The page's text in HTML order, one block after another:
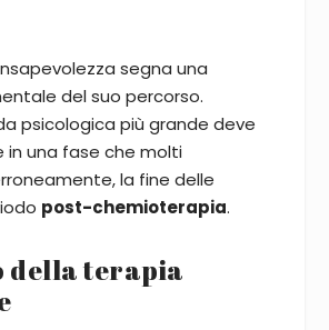
segna una
del suo percorso.
psicologica più grande deve
in una fase che molti
la fine delle
post-chemioterapia.
della terapia